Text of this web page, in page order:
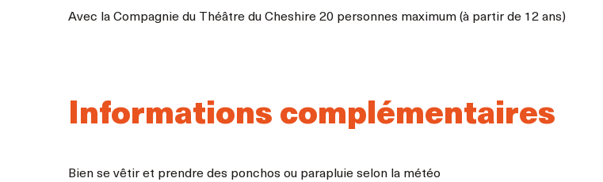
Avec la Compagnie du Théâtre du Cheshire 20 personnes maximum (à partir de 12 ans)
Informations complémentaires
Bien se vêtir et prendre des ponchos ou parapluie selon la météo